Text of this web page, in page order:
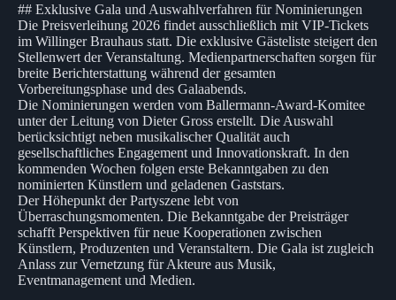
## Exklusive Gala und Auswahlverfahren für Nominierungen
Die Preisverleihung 2026 findet ausschließlich mit VIP-Tickets
im Willinger Brauhaus statt. Die exklusive Gästeliste steigert den
Stellenwert der Veranstaltung. Medienpartnerschaften sorgen für
breite Berichterstattung während der gesamten
Vorbereitungsphase und des Galaabends.
Die Nominierungen werden vom Ballermann-Award-Komitee
unter der Leitung von Dieter Gross erstellt. Die Auswahl
berücksichtigt neben musikalischer Qualität auch
gesellschaftliches Engagement und Innovationskraft. In den
kommenden Wochen folgen erste Bekanntgaben zu den
nominierten Künstlern und geladenen Gaststars.
Der Höhepunkt der Partyszene lebt von
Überraschungsmomenten. Die Bekanntgabe der Preisträger
schafft Perspektiven für neue Kooperationen zwischen
Künstlern, Produzenten und Veranstaltern. Die Gala ist zugleich
Anlass zur Vernetzung für Akteure aus Musik,
Eventmanagement und Medien.